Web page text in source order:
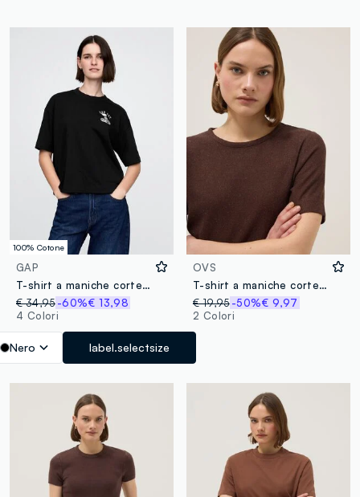
100% Cotone
GAP
T-shirt a maniche corte in cotone con logo GAP
€ 34,95-60%€ 13,98
4 Colori
Nero label.selectsize
OVS
T-shirt a maniche corte in misto viscosa marrone regular fit
€ 19,95 -50%€ 9,97
2 Colori